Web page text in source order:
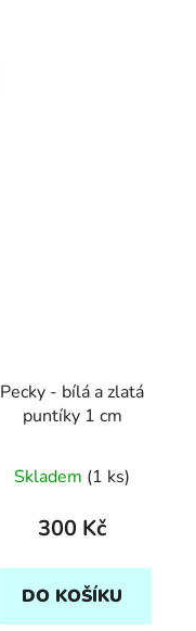
Pecky - bílá a zlatá
puntíky 1 cm
Skladem (1 ks)
300 Kč
DO KOŠÍKU